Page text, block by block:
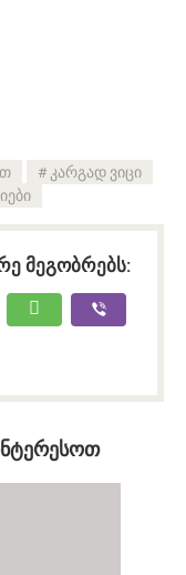
კარგად ვიცი
მეგობრებს: